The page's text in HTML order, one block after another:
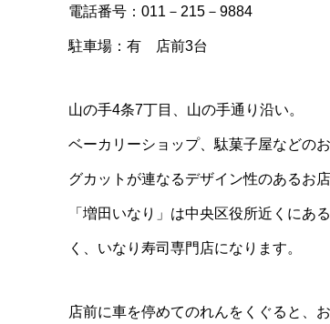
電話番号：011－215－9884
駐車場：有 店前3台
山の手4条7丁目、山の手通り沿い。
ベーカリーショップ、駄菓子屋などの
グカットが連なるデザイン性のあるお
「増田いなり」は中央区役所近くにあ
く、いなり寿司専門店になります。
店前に車を停めてのれんをくぐると、